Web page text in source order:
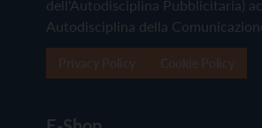
dell'Autodisciplina Pubblicitaria)
Autodisciplina della